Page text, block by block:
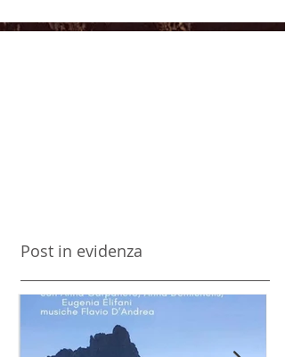
Post in evidenza